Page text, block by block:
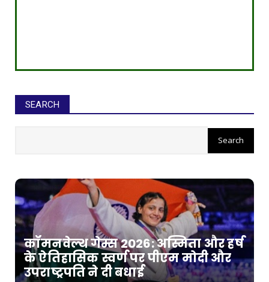
SEARCH
कॉमनवेल्थ गेम्स 2026: अस्मिता और हर्ष
के ऐतिहासिक स्वर्ण पर पीएम मोदी और
उपराष्ट्रपति ने दी बधाई